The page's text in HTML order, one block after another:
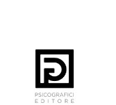
PSICOGRAFICI
EDITORE